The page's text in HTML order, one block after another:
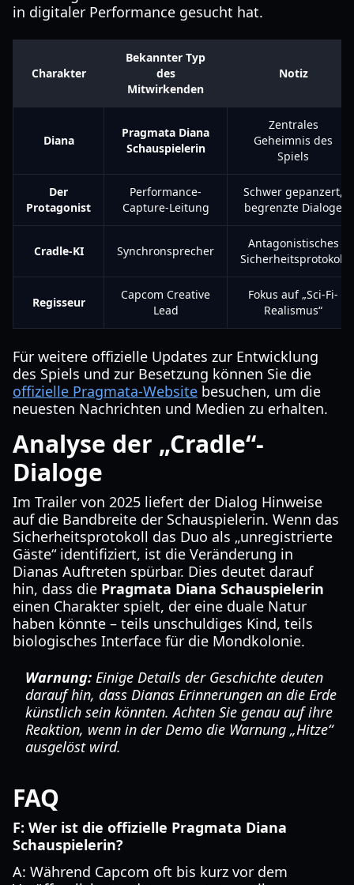
in digitaler Performance gesucht hat.
Charakter
Bekannter Typ
des
Mitwirkenden
Notiz
Diana
Pragmata Diana
Schauspielerin
Zentrales
Geheimnis des
Spiels
Der
Protagonist
Performance-
Capture-Leitung
Schwer gepanzert,
begrenzte Dialoge
Cradle-KI Synchronsprecher
Antagonistisches
Sicherheitsprotokoll
Regisseur
Capcom Creative
Lead
Fokus auf „Sci-Fi-
Realismus“
Für weitere offizielle Updates zur Entwicklung
des Spiels und zur Besetzung können Sie die
offizielle Pragmata-Website besuchen, um die
neuesten Nachrichten und Medien zu erhalten.
Analyse der „Cradle“-
Dialoge
Im Trailer von 2025 liefert der Dialog Hinweise
auf die Bandbreite der Schauspielerin. Wenn das
Sicherheitsprotokoll das Duo als „unregistrierte
Gäste“ identifiziert, ist die Veränderung in
Dianas Auftreten spürbar. Dies deutet darauf
hin, dass die Pragmata Diana Schauspielerin
einen Charakter spielt, der eine duale Natur
haben könnte – teils unschuldiges Kind, teils
biologisches Interface für die Mondkolonie.
Warnung: Einige Details der Geschichte deuten
darauf hin, dass Dianas Erinnerungen an die Erde
künstlich sein könnten. Achten Sie genau auf ihre
Reaktion, wenn in der Demo die Warnung „Hitze“
ausgelöst wird.
FAQ
F: Wer ist die offizielle Pragmata Diana
Schauspielerin?
A: Während Capcom oft bis kurz vor dem